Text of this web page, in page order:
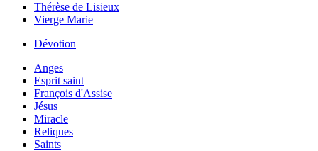
Thérèse de Lisieux
Vierge Marie
Dévotion
Anges
Esprit saint
François d'Assise
Jésus
Miracle
Reliques
Saints